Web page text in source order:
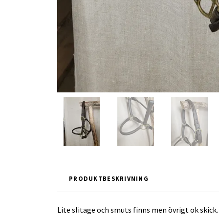
PRODUKTBESKRIVNING
Lite slitage och smuts finns men övrigt ok skick.